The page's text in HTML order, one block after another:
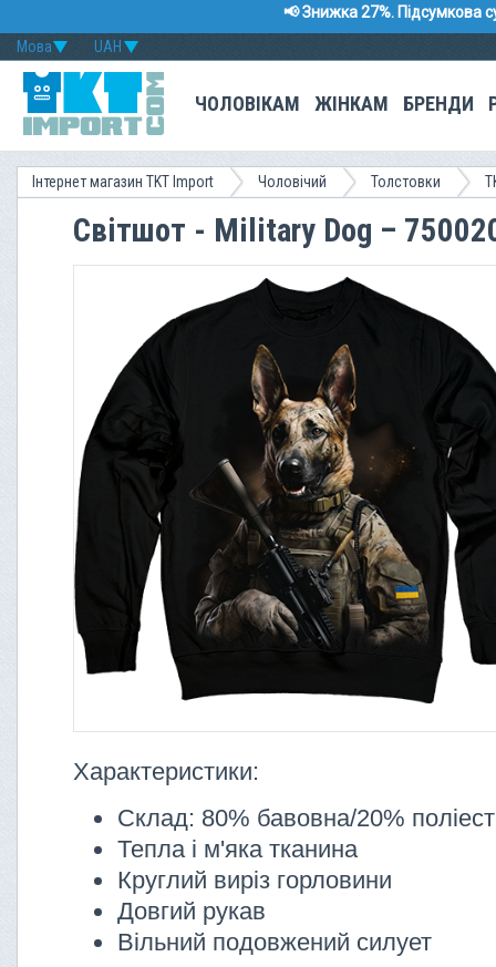
📢 Знижка 27%. Підсумкова
UAH
Мова
ЧОЛОВІКАМ ЖІНКАМ БРЕНДИ
Інтернет магазин TKT Import Чоловічий Толстовки
Світшот - Military Dog –
Характеристики:
Склад: 80% бавовна/20%
Тепла і м'яка тканина
Круглий виріз горловини
Довгий рукав
Вільний подовжений силует